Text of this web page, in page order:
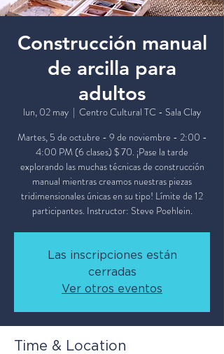
Construcción manual
de arcilla para
adultos
lun, 02 may
  |
Centro Cultural TC - Sala Clay
Martes, 5 de octubre - 9 de noviembre - 2:00 -
4:00 PM (6 clases) $ 70. ¡Pase la tarde
explorando las muchas técnicas de construcción
manual mientras creamos nuestras piezas
tridimensionales únicas en su tipo! Límite de 12
participantes. Instructor: Steve Poehlein.
Las inscripciones están
cerradas
Ver otros eventos
Time & Location